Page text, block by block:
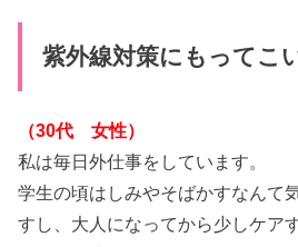
紫外線対策にもってこ
（30代 女性）
私は毎日外仕事をしています。
学生の頃はしみやそばかすなんて
すし、大人になってから少しケア